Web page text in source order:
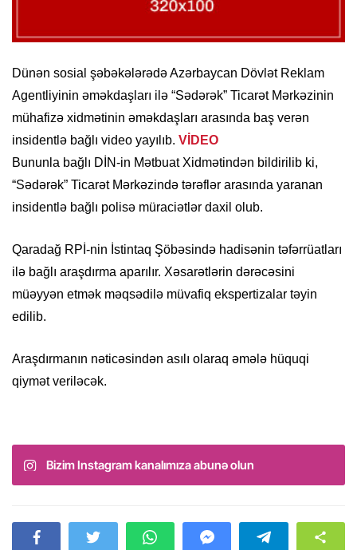
Dünən sosial şəbəkələrədə Azərbaycan Dövlət Reklam
Agentliyinin əməkdaşları ilə “Sədərək” Ticarət Mərkəzinin
mühafizə xidmətinin əməkdaşları arasında baş verən
insidentlə bağlı video yayılıb. VİDEO
Bununla bağlı DİN-in Mətbuat Xidmətindən bildirilib ki,
“Sədərək” Ticarət Mərkəzində tərəflər arasında yaranan
insidentlə bağlı polisə müraciətlər daxil olub.
Qaradağ RPİ-nin İstintaq Şöbəsində hadisənin təfərrüatları
ilə bağlı araşdırma aparılır. Xəsarətlərin dərəcəsini
müəyyən etmək məqsədilə müvafiq ekspertizalar təyin
edilib.
Araşdırmanın nəticəsindən asılı olaraq əmələ hüquqi
qiymət veriləcək.
Bizim Instagram kanalımıza abunə olun